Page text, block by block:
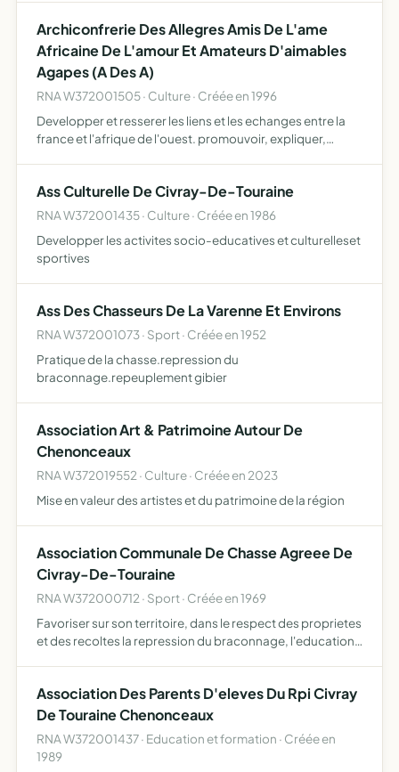
Archiconfrerie Des Allegres Amis De L'ame
Africaine De L'amour Et Amateurs D'aimables
Agapes (A Des A)
RNA W372001505 · Culture · Créée en 1996
Developper et resserer les liens et les echanges entre la
france et l'afrique de l'ouest. promouvoir, expliquer,
Ass Culturelle De Civray-De-Touraine
RNA W372001435 · Culture · Créée en 1986
Developper les activites socio-educatives et culturelleset
sportives
Ass Des Chasseurs De La Varenne Et Environs
RNA W372001073 · Sport · Créée en 1952
Pratique de la chasse.repression du
braconnage.repeuplement gibier
Association Art & Patrimoine Autour De
Chenonceaux
RNA W372019552 · Culture · Créée en 2023
Mise en valeur des artistes et du patrimoine de la région
Association Communale De Chasse Agreee De
Civray-De-Touraine
RNA W372000712 · Sport · Créée en 1969
Favoriser sur son territoire, dans le respect des proprietes
et des recoltes la repression du braconnage, l'education
Association Des Parents D'eleves Du Rpi Civray
De Touraine Chenonceaux
RNA W372001437 · Education et formation · Créée en
1989